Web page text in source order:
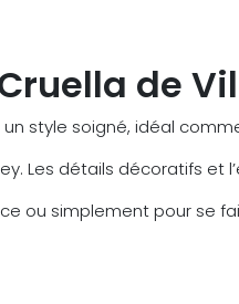
de Vil
style soigné, idéal
Les détails décoratifs et
ou simplement pour se